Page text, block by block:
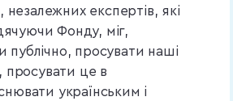
незалежних експертів, які
Фонду, міг,
публічно, просувати наші
просувати це в
українським і